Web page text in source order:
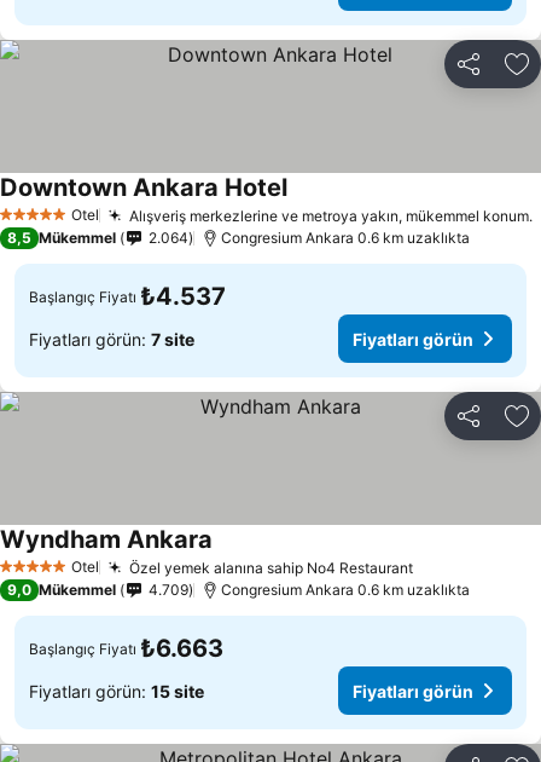
Paylaş
5 Yıldız Otel Alışveriş merkezlerine ve metroya yakın, mükemmel konum.
Downtown Ankara Hotel
8,5 Mükemmel 2.064 Congresium Ankara 0.6 km uzaklıkta
Başlangıç Fiyatı ₺4.537
Fiyatları görün: 7 site Fiyatları görün
Paylaş
5 Yıldız Otel Özel yemek alanına sahip No4 Restaurant
Wyndham Ankara
9,0 Mükemmel 4.709 Congresium Ankara 0.6 km uzaklıkta
Başlangıç Fiyatı ₺6.663
Fiyatları görün: 15 site Fiyatları görün